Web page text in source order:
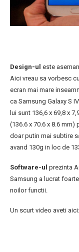
Design-ul este
Aici vreau sa vorbesc
ecran mai mare
ca Samsung Galaxy S
lui sunt 136,6 x 69,8 x
(136.6 x 70.6 x 8.6
doar putin mai subtire
avand 130g in loc de
Software-ul prezinta
Samsung a lucrat
noilor functii.
Un scurt video aveti aici: